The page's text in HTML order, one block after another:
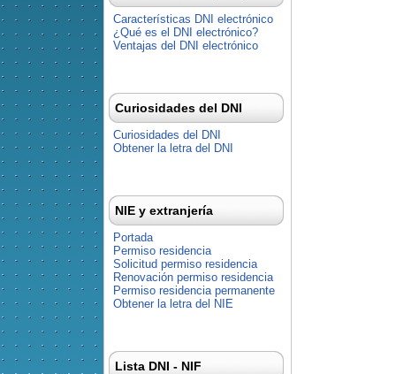
Características DNI electrónico
¿Qué es el DNI electrónico?
Ventajas del DNI electrónico
Curiosidades del DNI
Curiosidades del DNI
Obtener la letra del DNI
NIE y extranjería
Portada
Permiso residencia
Solicitud permiso residencia
Renovación permiso residencia
Permiso residencia permanente
Obtener la letra del NIE
Lista DNI - NIF